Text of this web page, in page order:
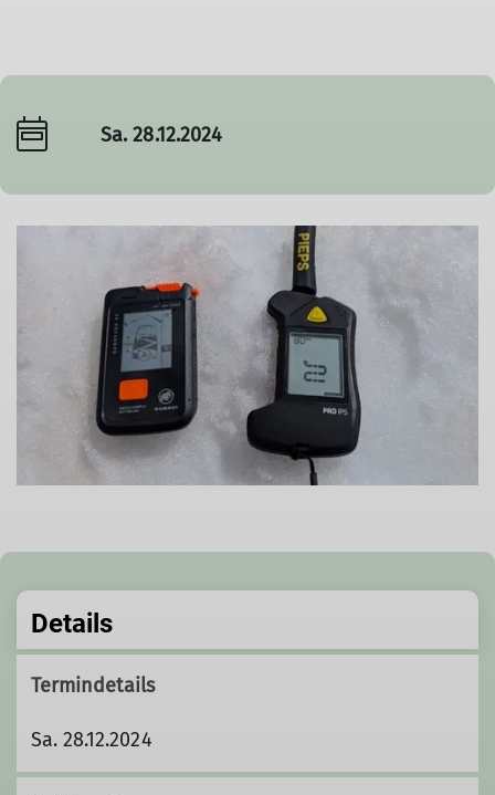
Sa. 28.12.2024
Details
Termindetails
Sa. 28.12.2024